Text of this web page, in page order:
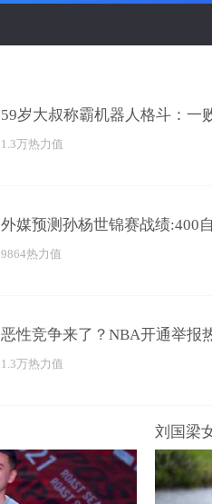
59岁大叔称霸机器人格斗：一
1.3万热力值
外媒预测孙杨世锦赛战绩:400
9864热力值
恶性竞争来了？NBA开通举报
1.3万热力值
刘国梁